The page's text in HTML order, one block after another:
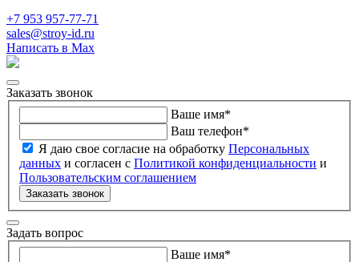
+7 953 957-77-71
sales@stroy-id.ru
Написать в Max
Заказать звонок
Ваше имя*
Ваш телефон*
Я даю свое согласие на обработку Персональных
данных и согласен с Политикой конфиденциальности и
Пользовательским соглашением
Заказать звонок
Задать вопрос
Ваше имя*